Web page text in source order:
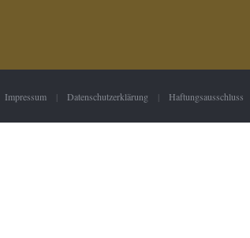
Impressum | Datenschutzerklärung | Haftungsausschluss